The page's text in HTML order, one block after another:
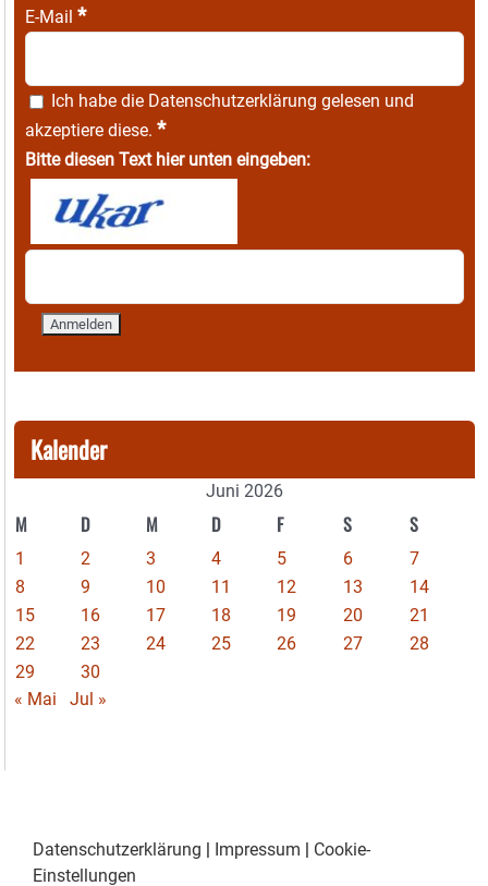
E-Mail *
Ich habe die Datenschutzerklärung gelesen und
akzeptiere diese. *
Bitte diesen Text hier unten eingeben:
Kalender
Juni 2026
M D M D F S S
1 2 3 4 5 6
7
8
9 10 11 12 13
14
15
16 17 18 19 20
21
22
23 24 25 26 27
28
29
30
« Mai
Jul »
Datenschutzerklärung | Impressum | Cookie-
Einstellungen